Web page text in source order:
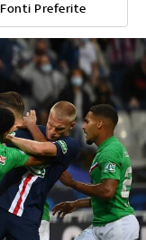
Fonti Preferite